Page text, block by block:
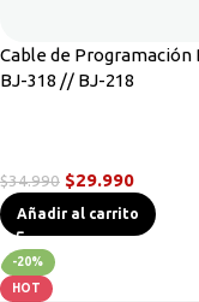
Cable de Programación
BJ-318 // BJ-218
$34.990 $29.990
Añadir al carrito
-20%
HOT